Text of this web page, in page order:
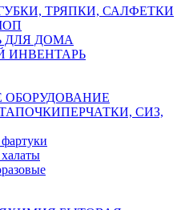
ТРЯПКИ, САЛФЕТКИ
ДЛЯ ДОМА
ИНВЕНТАРЬ
ОБОРУДОВАНИЕ
ПЕРЧАТКИ, СИЗ,